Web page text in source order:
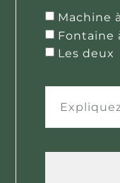
Machine
Fontaine
Les deux